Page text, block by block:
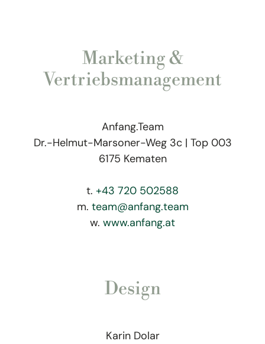
Marketing &
Vertriebsmanagement
Anfang.Team
Dr.-Helmut-Marsoner-Weg 3c | Top 003
6175 Kematen
t. +43 720 502588
m. team@anfang.team
w. www.anfang.at
Design
Karin Dolar